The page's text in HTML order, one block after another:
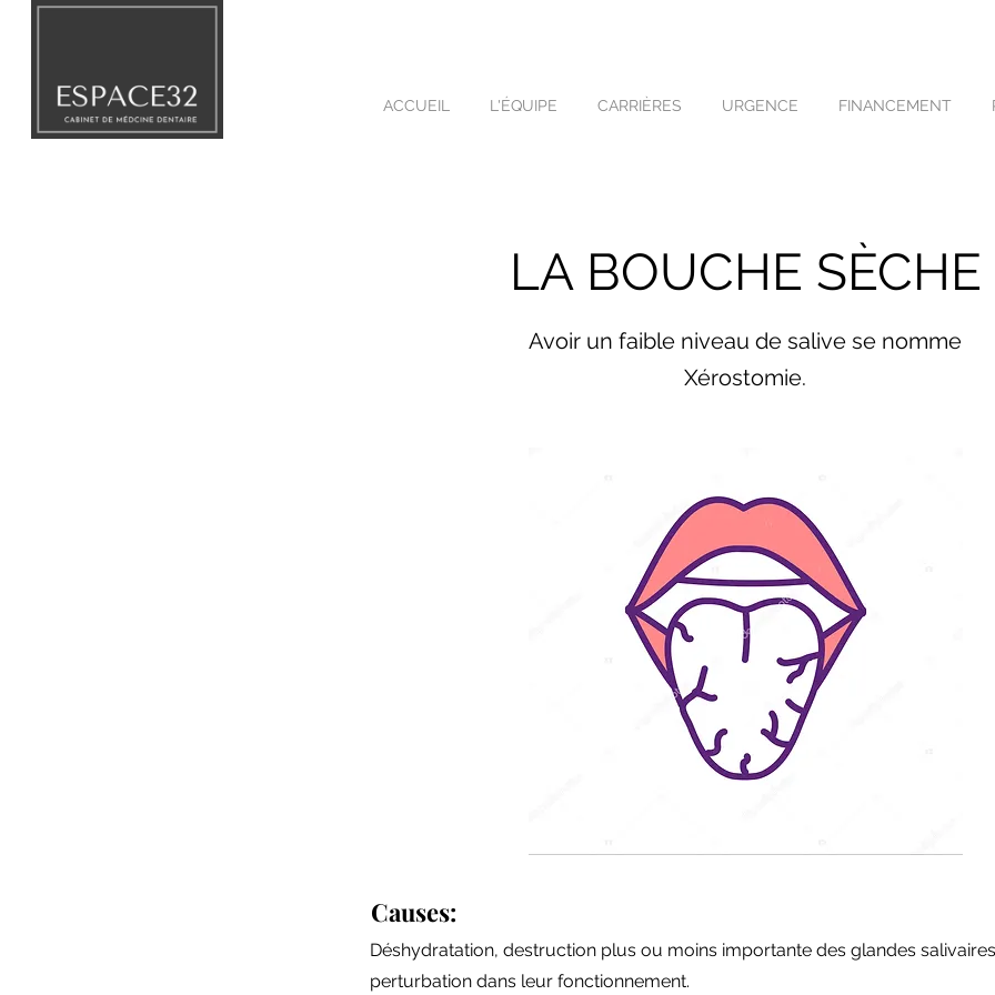
ACCUEIL L'ÉQUIPE CARRIÈRES URGENCE FINANCEMENT
LA BOUCHE SÈCHE
Avoir un faible niveau de salive se nomme
Xérostomie.
Causes:
Déshydratation, destruction plus ou moins importante des glandes
perturbation dans leur fonctionnement.